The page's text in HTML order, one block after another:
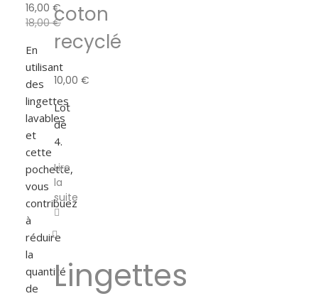
16,00 €
18,00€
En
utilisant
des
lingettes
lavables
et
cette
pochette,
vous
contribuez
à
réduire
la
quantité
de
coton
recyclé
10,00 €
Lot
de
4.
Lire
la
suite
Lingettes